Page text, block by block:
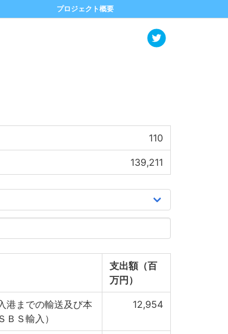
プロジェクト概要
110
139,211
支出額（百
万円）
港までの輸送及び本
Ｓ輸入）
12,954